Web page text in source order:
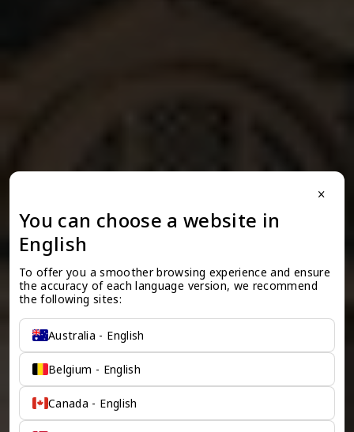
close
You can choose a website in
English
To offer you a smoother browsing experience and ensure
the accuracy of each language version, we recommend
the following sites:
Australia - English
Belgium - English
Canada - English